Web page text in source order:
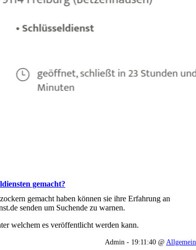
gemacht?
gemacht haben können sie ihre Erfahrung an
senden um Suchende zu warnen.
welchem es veröffentlicht werden kann.
Admin - 19:11:40 @ Allgemein